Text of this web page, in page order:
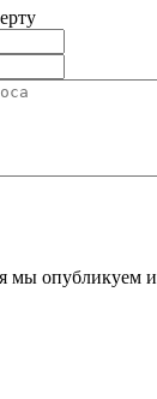
мы опубликуем